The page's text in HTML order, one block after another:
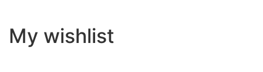
My wishlist